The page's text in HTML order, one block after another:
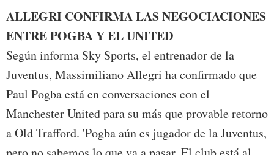
ALLEGRI CONFIRMA LAS NEGOCIACIONES
ENTRE POGBA Y EL UNITED
Según informa Sky Sports, el entrenador de la
Juventus, Massimiliano Allegri ha confirmado que
Paul Pogba está en conversaciones con el
Manchester United para su más que provable retorno
a Old Trafford. 'Pogba aún es jugador de la Juventus,